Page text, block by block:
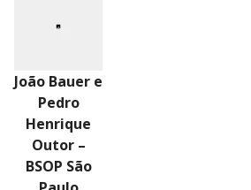
João Bauer e
Pedro
Henrique
Outor –
BSOP São